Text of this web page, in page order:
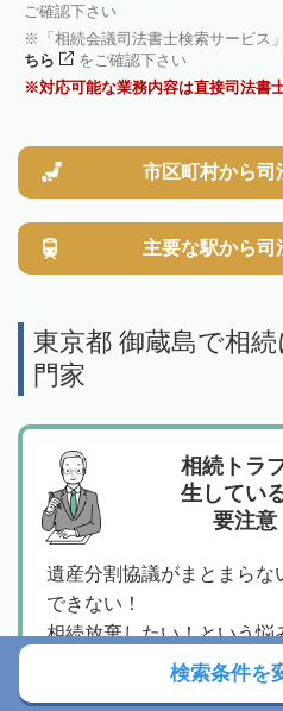
ご確認下さい
「相続会議司法書士検索サービス
ちら
をご確認下さい
対応可能な業務内容は直接司法書
市区町村から司
主要な駅から司
東京都 御蔵島で相
門家
相続トラ
生してい
要注意
遺産分割協議がまとまらな
できない！
相続放棄したい！という悩
すすめします。検索条件を